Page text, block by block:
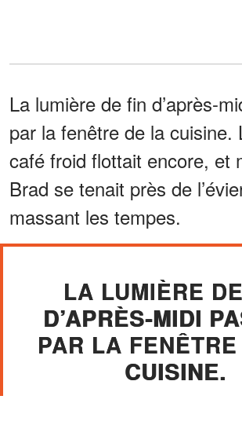
La lumière de fin d’après-
par la fenêtre de la cuisine.
café froid flottait encore, et
Brad se tenait près de
massant les tempes.
LA LUMIÈRE
D’APRÈS-MIDI
PAR LA
CUISINE.